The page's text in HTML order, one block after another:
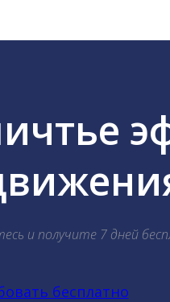
и получите 7 дней
бесплатно